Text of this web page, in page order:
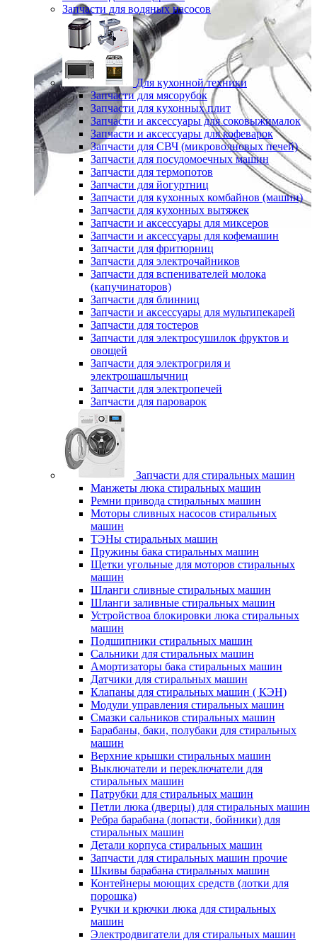
Запчасти для водяных насосов
Для кухонной техники
Запчасти для мясорубок
Запчасти для кухонных плит
Запчасти и аксессуары для соковыжималок
Запчасти и аксессуары для кофеварок
Запчасти для СВЧ (микроволновых печей)
Запчасти для посудомоечных машин
Запчасти для термопотов
Запчасти для йогуртниц
Запчасти для кухонных комбайнов (машин)
Запчасти для кухонных вытяжек
Запчасти и аксессуары для миксеров
Запчасти и аксессуары для кофемашин
Запчасти для фритюрниц
Запчасти для электрочайников
Запчасти для вспенивателей молока
(капучинаторов)
Запчасти для блинниц
Запчасти и аксессуары для мультипекарей
Запчасти для тостеров
Запчасти для электросушилок фруктов и
овощей
Запчасти для электрогриля и
электрошашлычниц
Запчасти для электропечей
Запчасти для пароварок
Запчасти для стиральных машин
Манжеты люка стиральных машин
Ремни привода стиральных машин
Моторы сливных насосов стиральных
машин
ТЭНы стиральных машин
Пружины бака стиральных машин
Щетки угольные для моторов стиральных
машин
Шланги сливные стиральных машин
Шланги заливные стиральных машин
Устройствоа блокировки люка стиральных
машин
Подшипники стиральных машин
Сальники для стиральных машин
Амортизаторы бака стиральных машин
Датчики для стиральных машин
Клапаны для стиральных машин ( КЭН)
Модули управления стиральных машин
Смазки сальников стиральных машин
Барабаны, баки, полубаки для стиральных
машин
Верхние крышки стиральных машин
Выключатели и переключатели для
стиральных машин
Патрубки для стиральных машин
Петли люка (дверцы) для стиральных машин
Ребра барабана (лопасти, бойники) для
стиральных машин
Детали корпуса стиральных машин
Запчасти для стиральных машин прочие
Шкивы барабана стиральных машин
Контейнеры моющих средств (лотки для
порошка)
Ручки и крючки люка для стиральных
машин
Электродвигатели для стиральных машин